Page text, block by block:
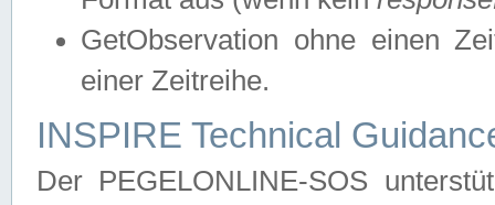
GetObservation ohne einen
einer Zeitreihe.
INSPIRE Technical
Der PEGELONLINE-SOS